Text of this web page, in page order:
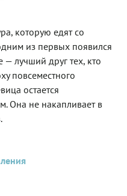
которую едят со
из первых появился
— лучший друг тех, кто
повсеместного
остается
Она не накапливает в